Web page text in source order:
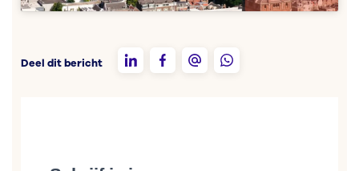
Deel dit bericht